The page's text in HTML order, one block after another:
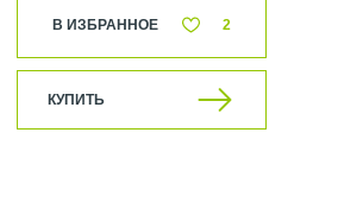
В ИЗБРАННОЕ 2
КУПИТЬ